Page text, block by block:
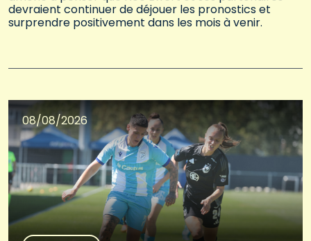
devraient continuer de déjouer les pronostics et
surprendre positivement dans les mois à venir.
08/08/2026